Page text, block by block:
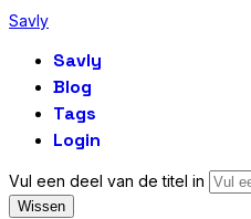
Savly
Savly
Blog
Tags
Login
Vul een deel van de titel in
Wissen